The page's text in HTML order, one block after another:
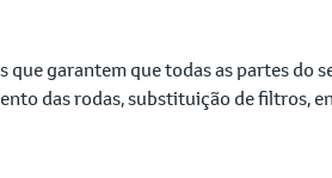
que garantem que todas as partes
das rodas, substituição de filtros,